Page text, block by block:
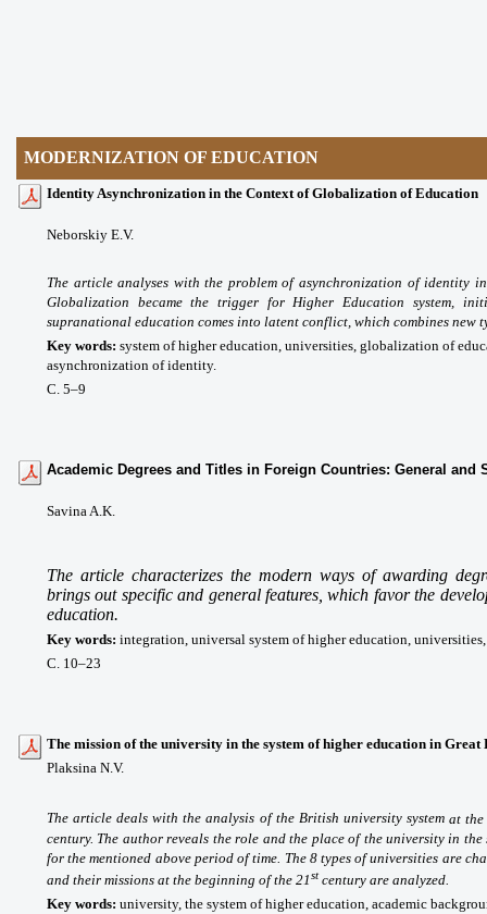
MODERNIZATION OF EDUCATION
Identity Asynchronization in the Context of Globalization of Education
Neborskiy E.V.
The article analyses with the problem of asynchronization of identity
Globalization became the trigger for Higher Education system,
supranational education comes into latent conflict, which combines new
Key words: system of higher education, universities, globalization of
asynchronization of identity.
С. 5–9
Academic Degrees and Titles in Foreign Countries: General and
Savina A.K.
The article characterizes the modern ways of awarding
brings out specific and general features, which favor the
education.
Key words: integration, universal system of higher education,
С. 10–23
The mission of the university in the system of higher education in
Plaksina N.V.
The article deals with the analysis of the British university system at the
century. The author reveals the role and the place of the university in
for the mentioned above period of time. The 8 types of universities are
and their missions at the beginning of the 21stcentury are analyzed.
Key words: university, the system of higher education, academic